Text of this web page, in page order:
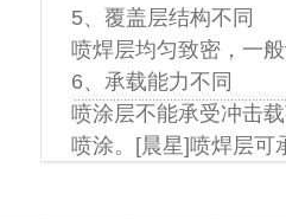
5、覆盖层结构不同
喷焊层均匀致密，一
6、承载能力不同
喷涂层不能承受冲击
喷涂。[晨星]喷焊层可